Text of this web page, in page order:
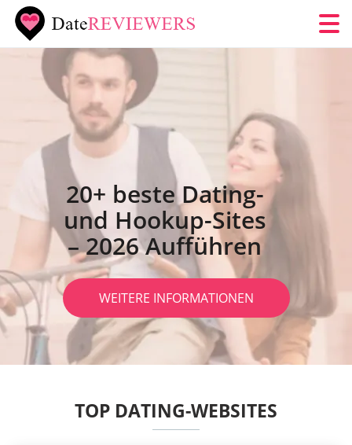
20+ beste Dating-
und Hookup-Sites
– 2026 Aufführen
WEITERE INFORMATIONEN
TOP DATING-WEBSITES